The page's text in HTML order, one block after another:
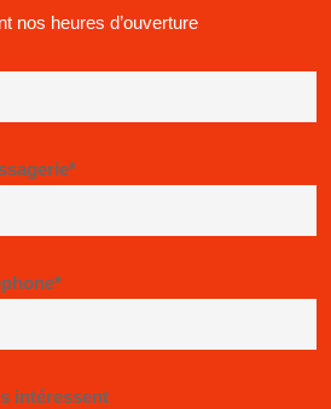
nos heures d’ouverture
intéressent